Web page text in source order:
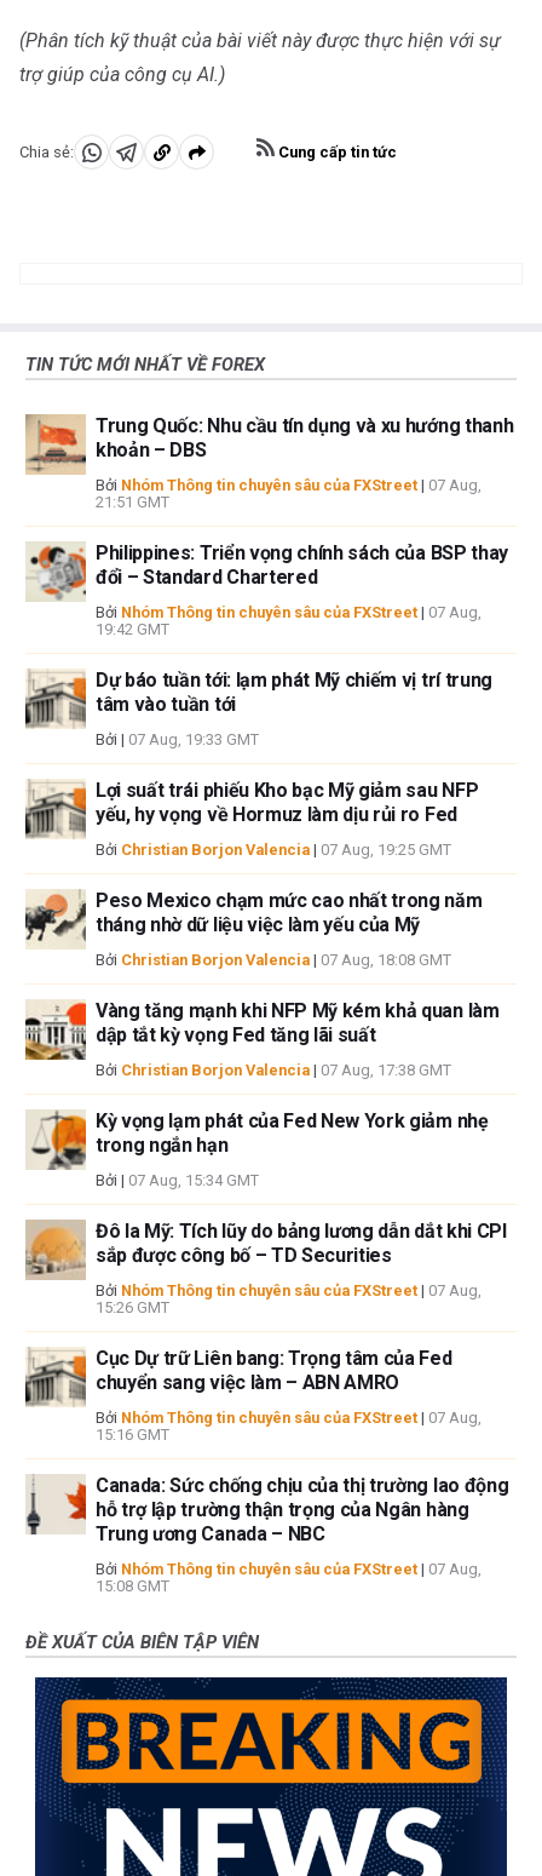
(Phân tích kỹ thuật của bài viết này được thực hiện với sự
trợ giúp của công cụ AI.)
Chia sẻ:
Chia Chia Sao
Cung cấp tin tức
TIN TỨC MỚI NHẤT VỀ FOREX
Trung Quốc: Nhu cầu tín dụng và xu hướng thanh
khoản – DBS
Bởi Nhóm Thông tin chuyên sâu của FXStreet | 07 Aug,
21:51 GMT
Philippines: Triển vọng chính sách của BSP thay
đổi – Standard Chartered
Bởi Nhóm Thông tin chuyên sâu của FXStreet | 07 Aug,
19:42 GMT
Dự báo tuần tới: lạm phát Mỹ chiếm vị trí trung
tâm vào tuần tới
Bởi | 07 Aug, 19:33 GMT
Lợi suất trái phiếu Kho bạc Mỹ giảm sau NFP
yếu, hy vọng về Hormuz làm dịu rủi ro Fed
Bởi Christian Borjon Valencia | 07 Aug, 19:25 GMT
Peso Mexico chạm mức cao nhất trong năm
tháng nhờ dữ liệu việc làm yếu của Mỹ
Bởi Christian Borjon Valencia | 07 Aug, 18:08 GMT
Vàng tăng mạnh khi NFP Mỹ kém khả quan làm
dập tắt kỳ vọng Fed tăng lãi suất
Bởi Christian Borjon Valencia | 07 Aug, 17:38 GMT
Kỳ vọng lạm phát của Fed New York giảm nhẹ
trong ngắn hạn
Bởi | 07 Aug, 15:34 GMT
Đô la Mỹ: Tích lũy do bảng lương dẫn dắt khi CPI
sắp được công bố – TD Securities
Bởi Nhóm Thông tin chuyên sâu của FXStreet | 07 Aug,
15:26 GMT
Cục Dự trữ Liên bang: Trọng tâm của Fed
chuyển sang việc làm – ABN AMRO
Bởi Nhóm Thông tin chuyên sâu của FXStreet | 07 Aug,
15:16 GMT
Canada: Sức chống chịu của thị trường lao động
hỗ trợ lập trường thận trọng của Ngân hàng
Trung ương Canada – NBC
Bởi Nhóm Thông tin chuyên sâu của FXStreet | 07 Aug,
15:08 GMT
ĐỀ XUẤT CỦA BIÊN TẬP VIÊN